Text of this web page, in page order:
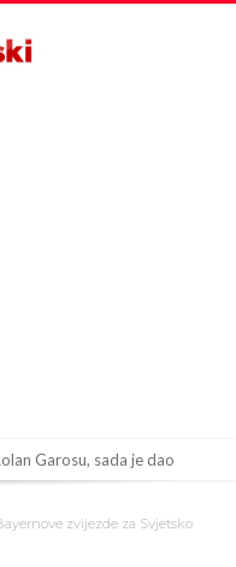
Garosu, sada je dao
za Bredlija Barkolu?
zvijezde za Svjetsko